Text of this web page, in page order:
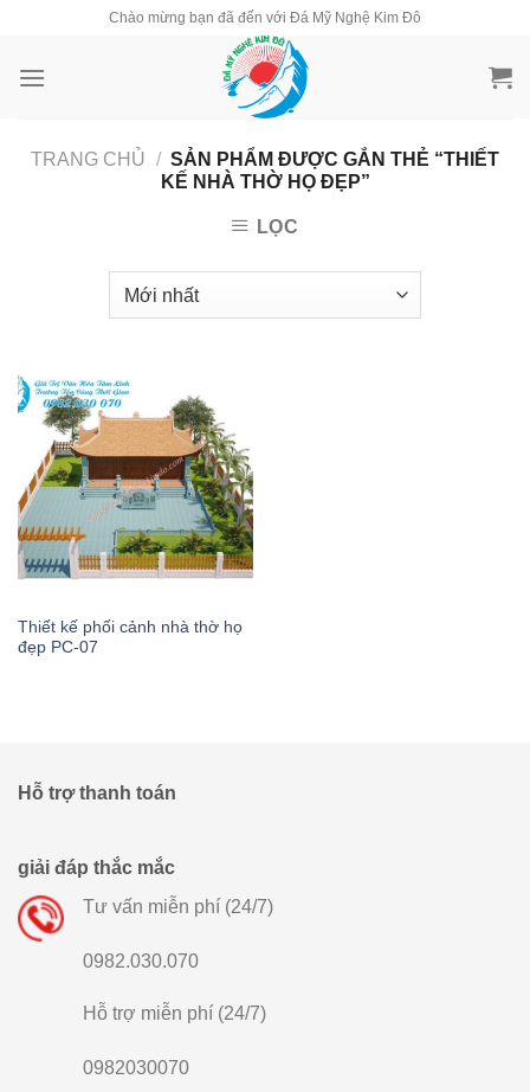
content
Chào mừng bạn đã đến với Đá Mỹ Nghệ Kim Đô
TRANG CHỦ / SẢN PHẨM ĐƯỢC GẮN THẺ “THIẾT
KẾ NHÀ THỜ HỌ ĐẸP”
LỌC
Thiết kế phối cảnh nhà thờ họ
đẹp PC-07
Hỗ trợ thanh toán
giải đáp thắc mắc
Tư vấn miễn phí (24/7)
0982.030.070
Hỗ trợ miễn phí (24/7)
0982030070